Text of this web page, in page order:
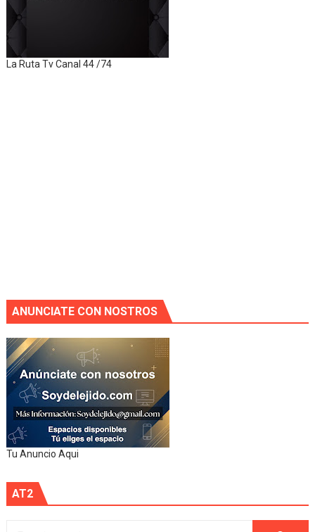
La Ruta Tv Canal 44 /74
ANUNCIATE CON NOSTROS
Tu Anuncio Aqui
AT2